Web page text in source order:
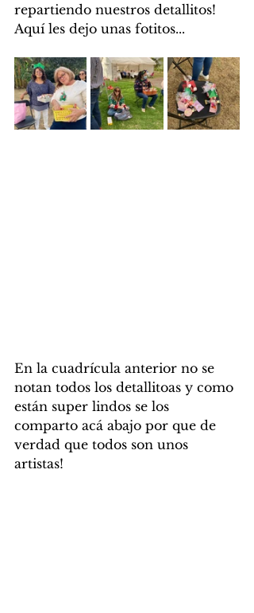
repartiendo nuestros detallitos!
Aquí les dejo unas fotitos...
En la cuadrícula anterior no se
notan todos los detallitoas y como
están super lindos se los
comparto acá abajo por que de
verdad que todos son unos
artistas!